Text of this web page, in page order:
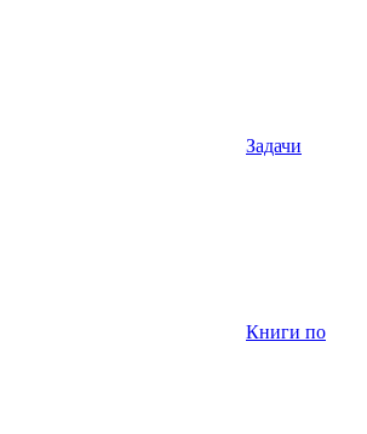
Задачи
Книги по